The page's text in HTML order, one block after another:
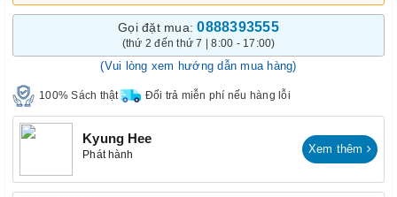
Gọi đặt mua:0888393555
(thứ 2 đến thứ 7 | 8:00 - 17:00)
(Vui lòng xem hướng dẫn mua hàng)
100% Sách thật Đổi trả miễn phí nếu hàng lỗi
Kyung Hee
Phát hành Xem thêm